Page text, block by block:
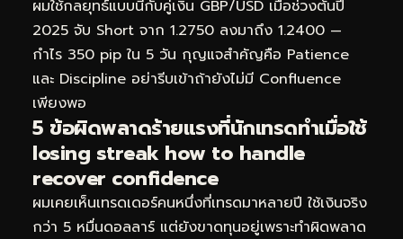
ผมใช้กลยุทธ์แบบนี้กับคู่เงิน GBP/USD เมื่อช่วงต้นปี
2025 จับ Short จาก 1.2750 ลงมาถึง 1.2400 —
กำไร 350 pip ใน 5 วัน กุญแจสำคัญคือ Patience
และ Discipline อย่ารีบเข้าถ้ายังไม่มี Confluence
เพียงพอ
5 ข้อผิดพลาดร้ายแรงที่นักเทรดทำเมื่อใช้
losing streak how to handle
recover confidence
ผมเคยเห็นเทรดเดอร์คนหนึ่งที่เทรดมาหลายปี ใช้เงินจริง
กว่า 5 หมื่นดอลลาร์ แต่ยังขาดทุนอยู่เพราะทำผิดพลาด